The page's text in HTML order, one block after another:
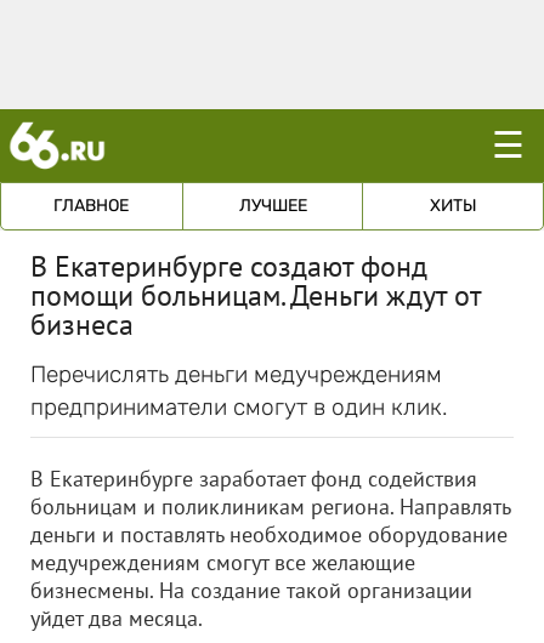
☰
ГЛАВНОЕ ЛУЧШЕЕ ХИТЫ
В Екатеринбурге создают фонд
помощи больницам. Деньги ждут от
бизнеса
Перечислять деньги медучреждениям
предприниматели смогут в один клик.
В Екатеринбурге заработает фонд содействия
больницам и поликлиникам региона. Направлять
деньги и поставлять необходимое оборудование
медучреждениям смогут все желающие
бизнесмены. На создание такой организации
уйдет два месяца.